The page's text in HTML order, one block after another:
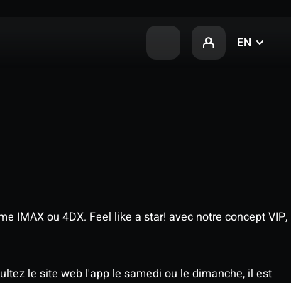
EN
IMAX ou 4DX. Feel like a star! avec notre concept VIP,
le site web l'app le samedi ou le dimanche, il est